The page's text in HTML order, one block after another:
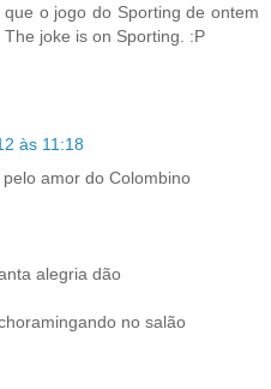
o jogo do Sporting de ontem
joke is on Sporting. :P
às 11:18
amor do Colombino
alegria dão
no salão